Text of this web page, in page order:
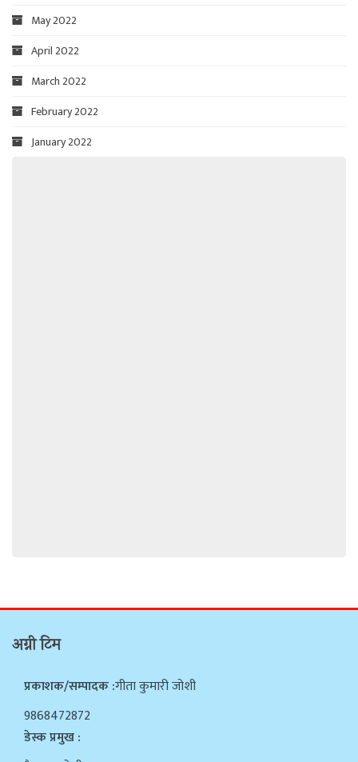
May 2022
April 2022
March 2022
February 2022
January 2022
अग्नी टिम
प्रकाशक/सम्पादक :गीता कुमारी जोशी
9868472872
डेस्क प्रमुख :